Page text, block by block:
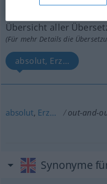
out-and-outadj
Übersicht aller
(Für mehr Details die
absolut, Erz…
absolut, Erz… out-and-
Synonyme